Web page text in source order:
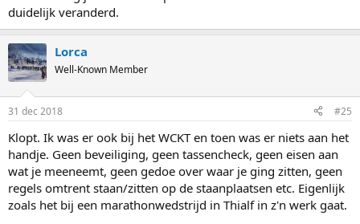
duidelijk veranderd.
Lorca
Well-Known Member
31 dec 2018 #25
Klopt. Ik was er ook bij het WCKT en toen was er niets aan het
handje. Geen beveiliging, geen tassencheck, geen eisen aan
wat je meeneemt, geen gedoe over waar je ging zitten, geen
regels omtrent staan/zitten op de staanplaatsen etc. Eigenlijk
zoals het bij een marathonwedstrijd in Thialf in z'n werk gaat.